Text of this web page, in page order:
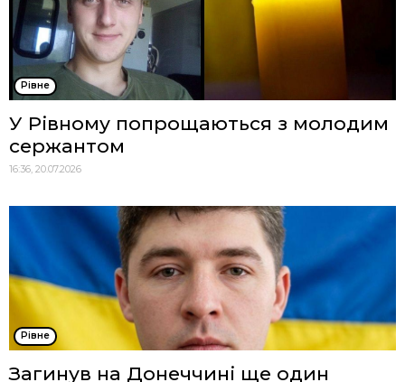
Рівне
У Рівному попрощаються з молодим
сержантом
16:36, 20.07.2026
Рівне
Загинув на Донеччині ще один